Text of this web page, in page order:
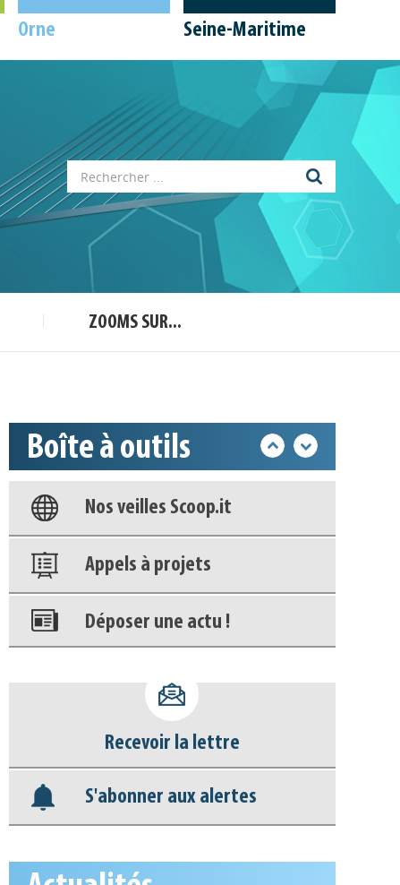
Orne Seine-Maritime
ZOOMS SUR...
Boîte à outils
Appels à projets
Déposer une actu !
Accéder à son compte - (Se
Base documentaire
Nos veilles Scoop.it
Appels à projets
Déposer une actu !
Accéder à son compte - (Se
Base documentaire
Nos veilles Scoop.it
Appels à projets